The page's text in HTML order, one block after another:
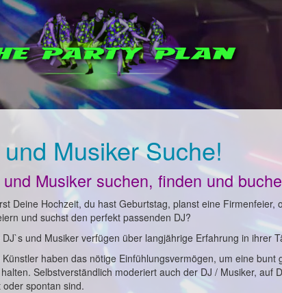
Musiker Suche!
und Musiker suchen, finden und
Deine Hochzeit, du hast Geburtstag, planst eine
und suchst den perfekt passenden DJ?
DJ`s und Musiker verfügen über langjährige Erfahrung in ihrer
Künstler haben das nötige Einfühlungsvermögen, um eine
Selbstverständlich moderiert auch der DJ / Musiker, auf
oder spontan sind.